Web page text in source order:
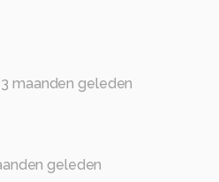
3 maanden geleden
geleden